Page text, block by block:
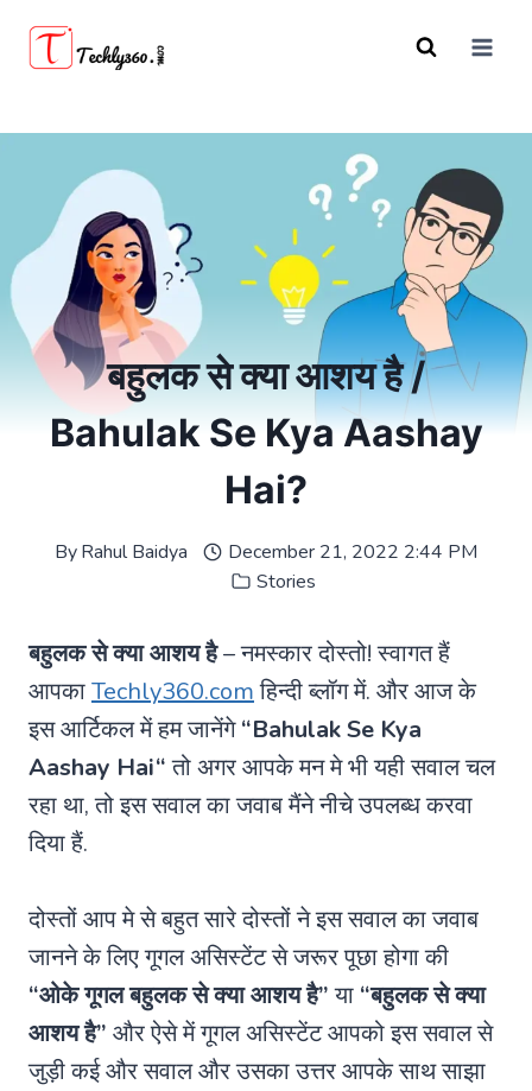
बहुलक से क्या आशय है /
Bahulak Se Kya Aashay
Hai?
ByRahul Baidya
December 21, 2022 2:44 PM
Stories
बहुलक से क्या आशय है– नमस्कार दोस्तो! स्वागत हैं
आपकाTechly360.comहिन्दी ब्लॉग में. और आज के
इस आर्टिकल में हम जानेंगे“Bahulak Se Kya
Aashay Hai“तो अगर आपके मन मे भी यही सवाल चल
रहा था, तो इस सवाल का जवाब मैंने नीचे उपलब्ध करवा
दिया हैं.
दोस्तों आप मे से बहुत सारे दोस्तों ने इस सवाल का जवाब
जानने के लिए गूगल असिस्टेंट से जरूर पूछा होगा की
“ओके गूगलबहुलक से क्या आशय है”या “बहुलक से क्या
आशय है” और ऐसे में गूगल असिस्टेंट आपको इस सवाल से
जुड़ी कई और सवाल और उसका उत्तर आपके साथ साझा